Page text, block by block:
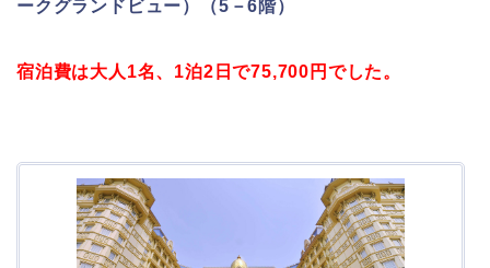
ークグランドビュー）（5－6階）
宿泊費は大人1名、1泊2日で75,700 円でした。